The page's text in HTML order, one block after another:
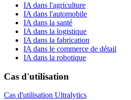
IA dans l'agriculture
IA dans l'automobile
IA dans la santé
IA dans la logistique
IA dans la fabrication
IA dans le commerce de détail
IA dans la robotique
Cas d'utilisation
Cas d'utilisation Ultralytics